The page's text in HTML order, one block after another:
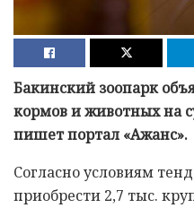
Бакинский зоопарк
кормов и животных на
пишет портал «Ажанс».
Согласно условиям
приобрести 2,7 тыс.